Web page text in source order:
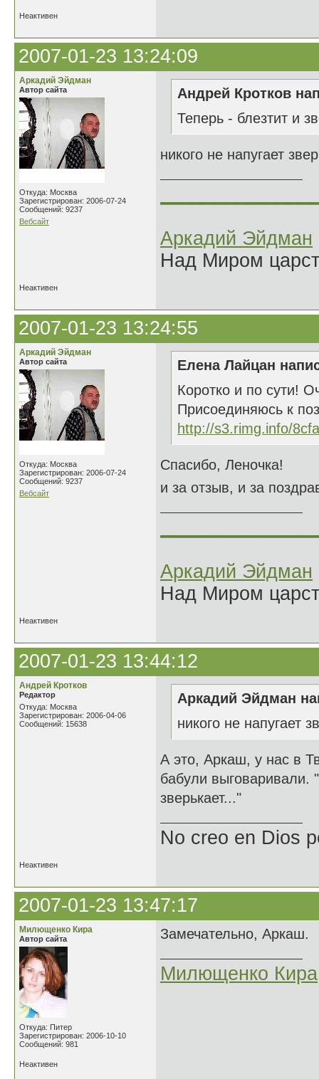
Неактивен
2007-01-23 13:24:09
Аркадий Эйдман
Автор сайта
Откуда: Москва
Зарегистрирован: 2006-07-24
Сообщений: 9237
Вебсайт
Андрей Кротков
Теперь - блезтит и
никого не напугает
Аркадий Эйдман
Над Миром
Неактивен
2007-01-23 13:24:55
Аркадий Эйдман
Автор сайта
Откуда: Москва
Зарегистрирован: 2006-07-24
Сообщений: 9237
Вебсайт
Елена Лайцан
Коротко и по сути!
Присоединяюсь к
http://s3.rimg.info/
Спасибо, Леночка!
и за отзыв, и за
Аркадий Эйдман
Над Миром
Неактивен
2007-01-23 13:44:12
Андрей Кротков
Редактор
Откуда: Москва
Зарегистрирован: 2006-04-06
Сообщений: 15638
Аркадий Эйдман
никого не напугает
А это, Аркаш, у нас в
бабули
зверькает..."
No creo en Dios
Неактивен
2007-01-23 13:47:17
Милющенко Кира
Автор сайта
Откуда: Питер
Зарегистрирован: 2006-10-10
Сообщений: 981
Замечательно, Аркаш.
Милющенко Кира
Неактивен